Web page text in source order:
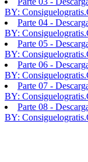
BY:
Parte 04 -
BY:
Parte 05 -
BY:
Parte 06 -
BY:
Parte 07 -
BY:
Parte 08 -
BY: